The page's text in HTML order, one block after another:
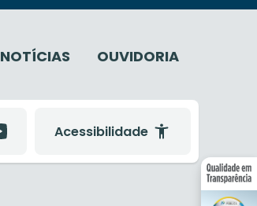
NOTÍCIAS OUVIDORIA
Acessibilidade